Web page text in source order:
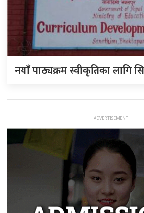
नयाँ पाठ्यक्रम स्वीकृतिका लागि